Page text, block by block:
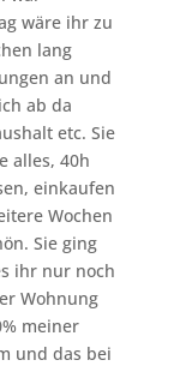
wäre ihr zu
lang
an und
ab da
etc. Sie
alles, 40h
einkaufen
Wochen
Sie ging
ihr nur noch
Wohnung
meiner
und das bei